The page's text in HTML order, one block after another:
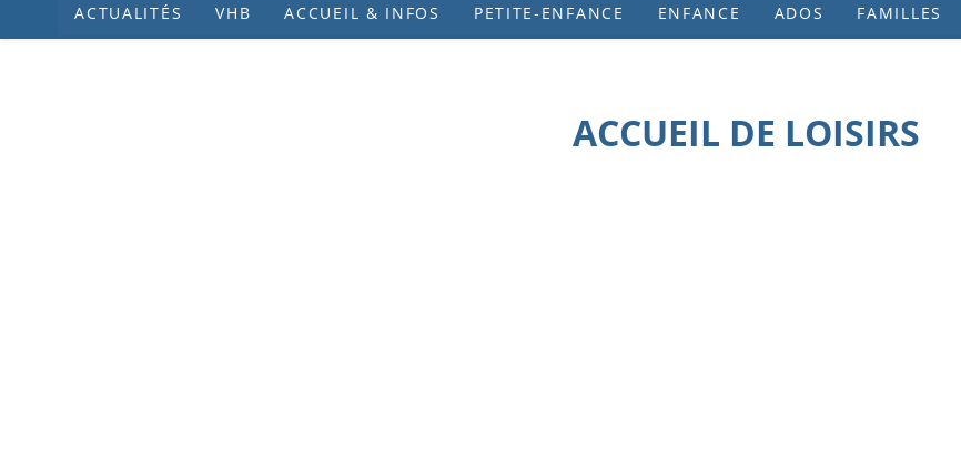
ACTUALITÉS VHB ACCUEIL & INFOS PETITE-ENFANCE ENFANCE ADOS FAMILLES
ACCUEIL DE LOISIRS